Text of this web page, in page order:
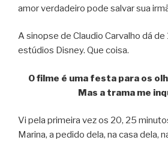
amor verdadeiro pode salvar sua
A sinopse de Claudio Carvalho dá
estúdios Disney. Que coisa.
O filme é uma festa para os
Mas a trama me
Vi pela primeira vez os 20, 25
Marina, a pedido dela, na casa dela,